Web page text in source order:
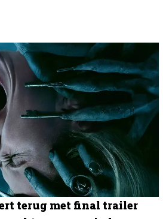
terug met final trailer